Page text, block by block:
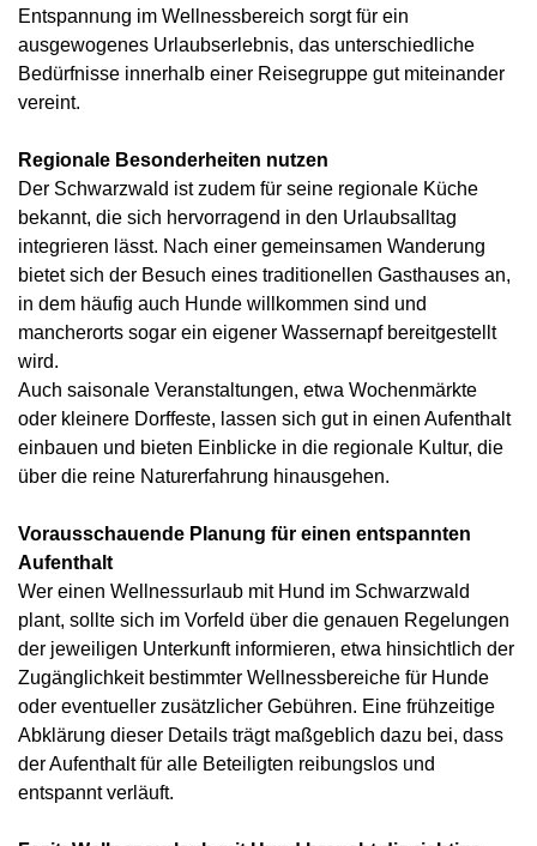
Entspannung im Wellnessbereich sorgt für ein
ausgewogenes Urlaubserlebnis, das unterschiedliche
Bedürfnisse innerhalb einer Reisegruppe gut miteinander
vereint.
Regionale Besonderheiten nutzen
Der Schwarzwald ist zudem für seine regionale Küche
bekannt, die sich hervorragend in den Urlaubsalltag
integrieren lässt. Nach einer gemeinsamen Wanderung
bietet sich der Besuch eines traditionellen Gasthauses an,
in dem häufig auch Hunde willkommen sind und
mancherorts sogar ein eigener Wassernapf bereitgestellt
wird.
Auch saisonale Veranstaltungen, etwa Wochenmärkte
oder kleinere Dorffeste, lassen sich gut in einen Aufenthalt
einbauen und bieten Einblicke in die regionale Kultur, die
über die reine Naturerfahrung hinausgehen.
Vorausschauende Planung für einen entspannten
Aufenthalt
Wer einen Wellnessurlaub mit Hund im Schwarzwald
plant, sollte sich im Vorfeld über die genauen Regelungen
der jeweiligen Unterkunft informieren, etwa hinsichtlich der
Zugänglichkeit bestimmter Wellnessbereiche für Hunde
oder eventueller zusätzlicher Gebühren. Eine frühzeitige
Abklärung dieser Details trägt maßgeblich dazu bei, dass
der Aufenthalt für alle Beteiligten reibungslos und
entspannt verläuft.